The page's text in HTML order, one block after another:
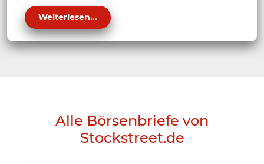
Weiterlesen...
Alle Börsenbriefe von
Stockstreet.de